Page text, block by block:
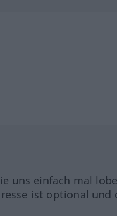
uns einfach mal
ist optional und